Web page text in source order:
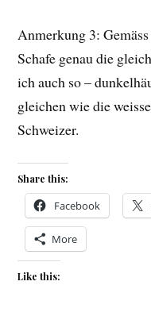
Anmerkung 3:
Schafe genau die
ich auch so –
gleichen wie die
Schweizer.
Share this:
Facebook
More
Like this: